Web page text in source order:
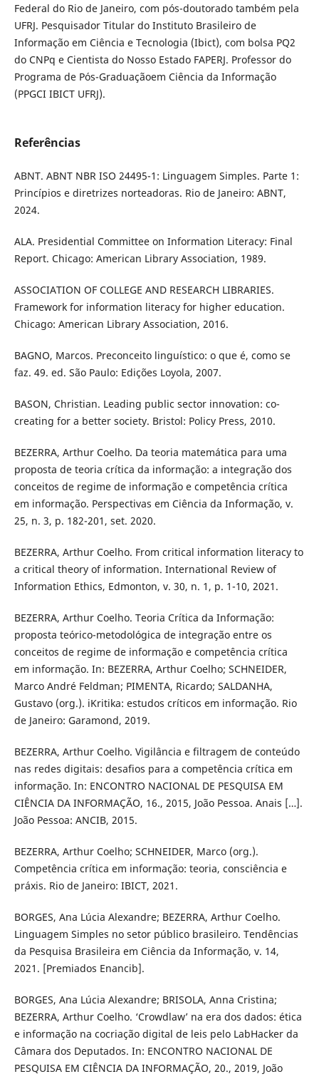
Federal do Rio de Janeiro, com pós-doutorado também pela
UFRJ. Pesquisador Titular do Instituto Brasileiro de
Informação em Ciência e Tecnologia (Ibict), com bolsa PQ2
do CNPq e Cientista do Nosso Estado FAPERJ. Professor do
Programa de Pós-Graduaçãoem Ciência da Informação
(PPGCI IBICT UFRJ).
Referências
ABNT. ABNT NBR ISO 24495-1: Linguagem Simples. Parte 1:
Princípios e diretrizes norteadoras. Rio de Janeiro: ABNT,
2024.
ALA. Presidential Committee on Information Literacy: Final
Report. Chicago: American Library Association, 1989.
ASSOCIATION OF COLLEGE AND RESEARCH LIBRARIES.
Framework for information literacy for higher education.
Chicago: American Library Association, 2016.
BAGNO, Marcos. Preconceito linguístico: o que é, como se
faz. 49. ed. São Paulo: Edições Loyola, 2007.
BASON, Christian. Leading public sector innovation: co-
creating for a better society. Bristol: Policy Press, 2010.
BEZERRA, Arthur Coelho. Da teoria matemática para uma
proposta de teoria crítica da informação: a integração dos
conceitos de regime de informação e competência crítica
em informação. Perspectivas em Ciência da Informação, v.
25, n. 3, p. 182-201, set. 2020.
BEZERRA, Arthur Coelho. From critical information literacy to
a critical theory of information. International Review of
Information Ethics, Edmonton, v. 30, n. 1, p. 1-10, 2021.
BEZERRA, Arthur Coelho. Teoria Crítica da Informação:
proposta teórico-metodológica de integração entre os
conceitos de regime de informação e competência crítica
em informação. In: BEZERRA, Arthur Coelho; SCHNEIDER,
Marco André Feldman; PIMENTA, Ricardo; SALDANHA,
Gustavo (org.). iKritika: estudos críticos em informação. Rio
de Janeiro: Garamond, 2019.
BEZERRA, Arthur Coelho. Vigilância e filtragem de conteúdo
nas redes digitais: desafios para a competência crítica em
informação. In: ENCONTRO NACIONAL DE PESQUISA EM
CIÊNCIA DA INFORMAÇÃO, 16., 2015, João Pessoa. Anais […].
João Pessoa: ANCIB, 2015.
BEZERRA, Arthur Coelho; SCHNEIDER, Marco (org.).
Competência crítica em informação: teoria, consciência e
práxis. Rio de Janeiro: IBICT, 2021.
BORGES, Ana Lúcia Alexandre; BEZERRA, Arthur Coelho.
Linguagem Simples no setor público brasileiro. Tendências
da Pesquisa Brasileira em Ciência da Informação, v. 14,
2021. [Premiados Enancib].
BORGES, Ana Lúcia Alexandre; BRISOLA, Anna Cristina;
BEZERRA, Arthur Coelho. ‘Crowdlaw’ na era dos dados: ética
e informação na cocriação digital de leis pelo LabHacker da
Câmara dos Deputados. In: ENCONTRO NACIONAL DE
PESQUISA EM CIÊNCIA DA INFORMAÇÃO, 20., 2019, João